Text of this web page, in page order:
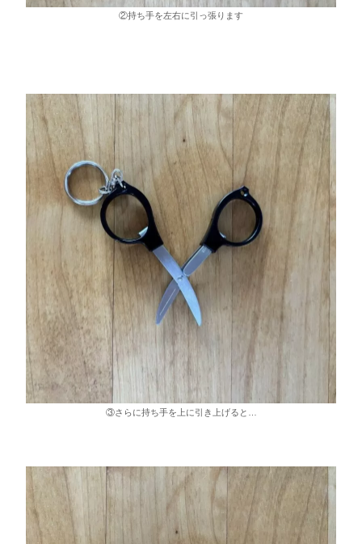
②持ち手を左右に引っ張ります
③さらに持ち手を上に引き上げると…